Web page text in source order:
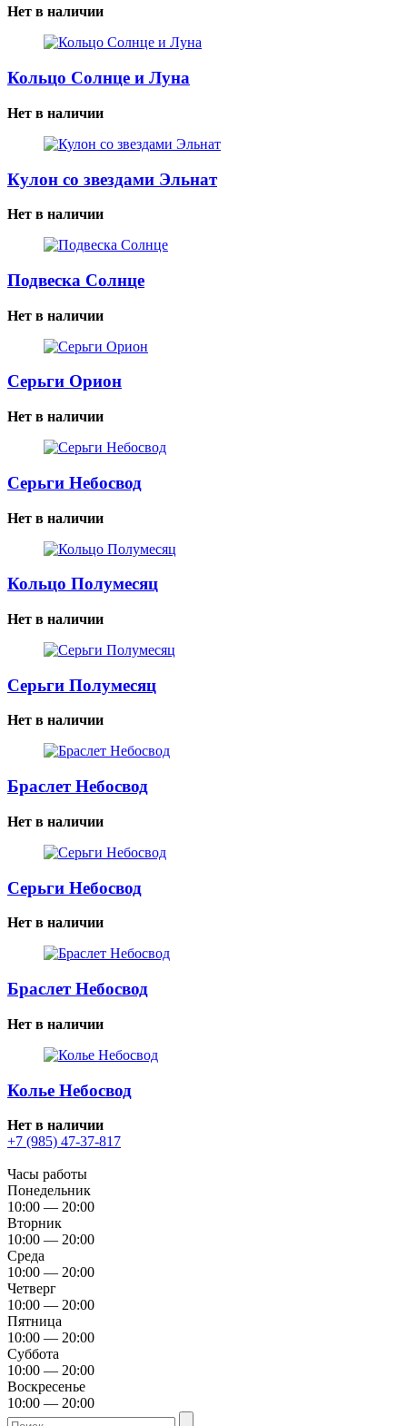
Нет в наличии
Кольцо Солнце и Луна
Нет в наличии
Кулон со звездами Эльнат
Нет в наличии
Подвеска Солнце
Нет в наличии
Серьги Орион
Нет в наличии
Серьги Небосвод
Нет в наличии
Кольцо Полумесяц
Нет в наличии
Серьги Полумесяц
Нет в наличии
Браслет Небосвод
Нет в наличии
Серьги Небосвод
Нет в наличии
Браслет Небосвод
Нет в наличии
Колье Небосвод
Нет в наличии
+7 (985) 47-37-817
Часы работы
Понедельник
10:00 — 20:00
Вторник
10:00 — 20:00
Среда
10:00 — 20:00
Четверг
10:00 — 20:00
Пятница
10:00 — 20:00
Суббота
10:00 — 20:00
Воскресенье
10:00 — 20:00